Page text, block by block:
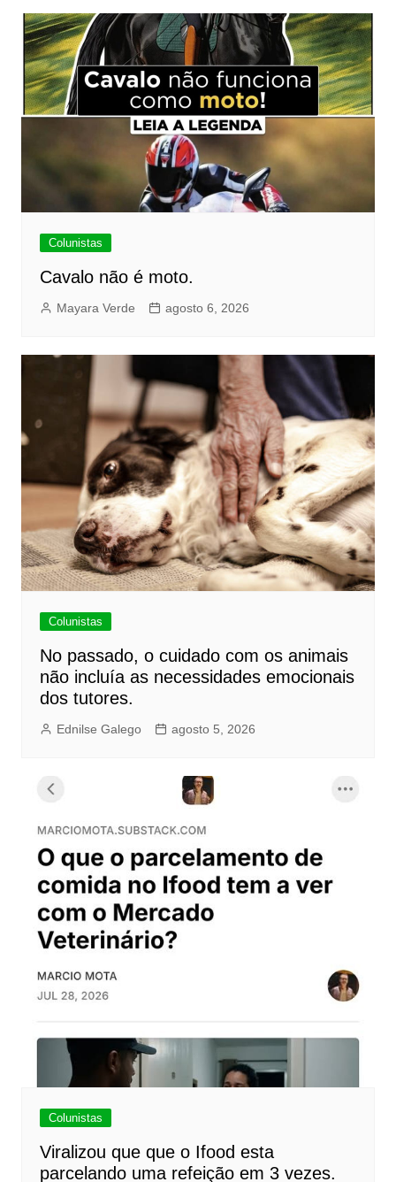
Colunistas
Cavalo não é moto.
Mayara Verde agosto 6, 2026
Colunistas
No passado, o cuidado com os animais
não incluía as necessidades emocionais
dos tutores.
Ednilse Galego agosto 5, 2026
Colunistas
Viralizou que que o Ifood esta
parcelando uma refeição em 3 vezes.